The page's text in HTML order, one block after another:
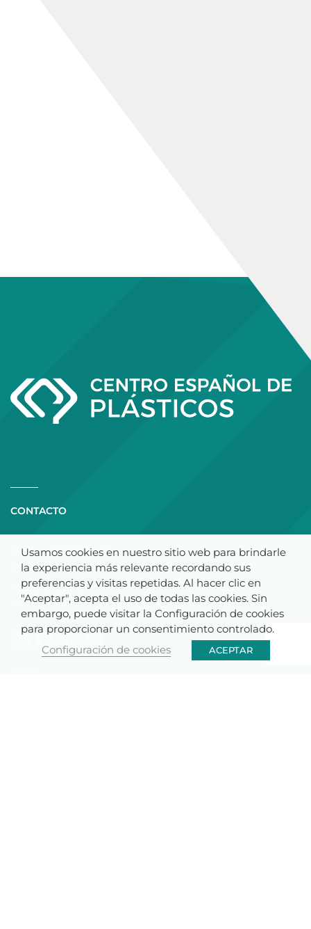
CONTACTO
Enrique Granados, 101
08008 Barcelona
+34 93 218 94 12
cep@cep-plasticos.com
Usamos cookies en nuestro sitio web para brindarle
la experiencia más relevante recordando sus
preferencias y visitas repetidas. Al hacer clic en
"Aceptar", acepta el uso de todas las cookies. Sin
embargo, puede visitar la Configuración de cookies
para proporcionar un consentimiento controlado.
Configuración de cookies
ACEPTAR